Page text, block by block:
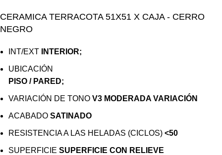
CERAMICA TERRACOTA 51X51 X CAJA - CERRO
NEGRO
INT/EXT INTERIOR;
UBICACIÓN
PISO / PARED;
VARIACIÓN DE TONO V3 MODERADA VARIACIÓN
ACABADO SATINADO
RESISTENCIA A LAS HELADAS (CICLOS) <50
SUPERFICIE SUPERFICIE CON RELIEVE